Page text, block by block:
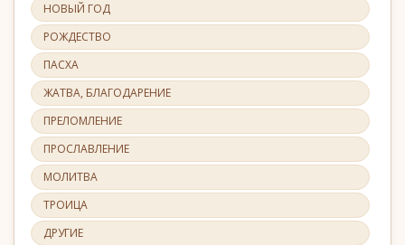
НОВЫЙ ГОД
РОЖДЕСТВО
ПАСХА
ЖАТВА, БЛАГОДАРЕНИЕ
ПРЕЛОМЛЕНИЕ
ПРОСЛАВЛЕНИЕ
МОЛИТВА
ТРОИЦА
ДРУГИЕ